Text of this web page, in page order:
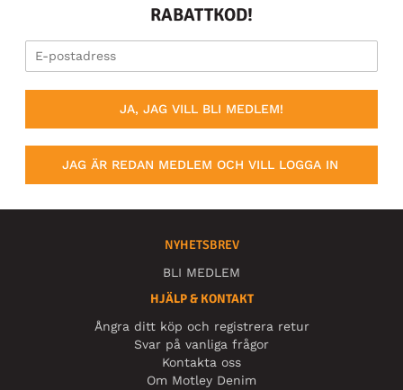
RABATTKOD!
JA, JAG VILL BLI MEDLEM!
JAG ÄR REDAN MEDLEM OCH VILL LOGGA IN
NYHETSBREV
BLI MEDLEM
HJÄLP & KONTAKT
Ångra ditt köp och registrera retur
Svar på vanliga frågor
Kontakta oss
Om Motley Denim